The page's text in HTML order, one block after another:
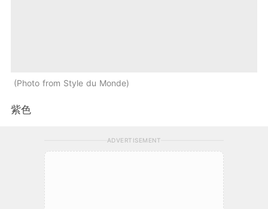
Photo from Style du Monde
紫色
ADVERTISEMENT